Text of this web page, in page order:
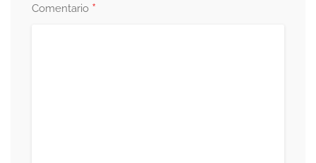
Comentario *